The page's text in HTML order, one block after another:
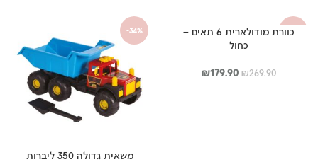
₪159.90.
-33%
כוורת מודולארית 6 תאים –
כחול
₪269.90
המחיר₪179.90
המחיר
-34%
משאית גדולה 350 ליברות